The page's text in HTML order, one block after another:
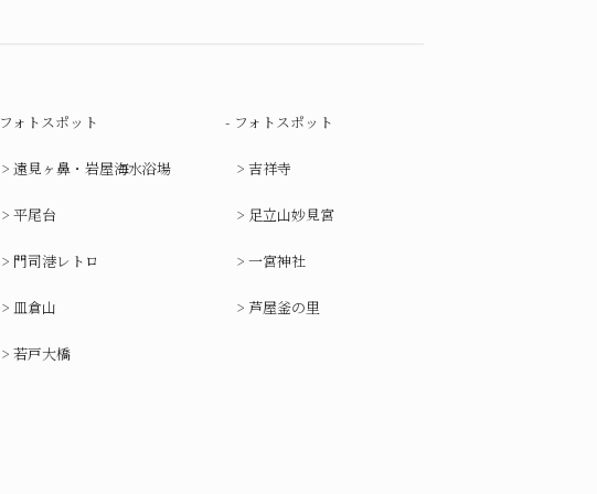
フォトスポット
遠見ヶ鼻・岩屋海水浴場
平尾台
門司港レトロ
皿倉山
若戸大橋
フォトスポット
吉祥寺
足立山妙見宮
一宮神社
芦屋釜の里